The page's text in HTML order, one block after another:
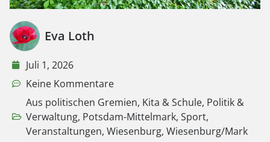
Eva Loth
Juli 1, 2026
Keine Kommentare
Aus politischen Gremien, Kita & Schule, Politik &
Verwaltung, Potsdam-Mittelmark, Sport,
Veranstaltungen, Wiesenburg, Wiesenburg/Mark